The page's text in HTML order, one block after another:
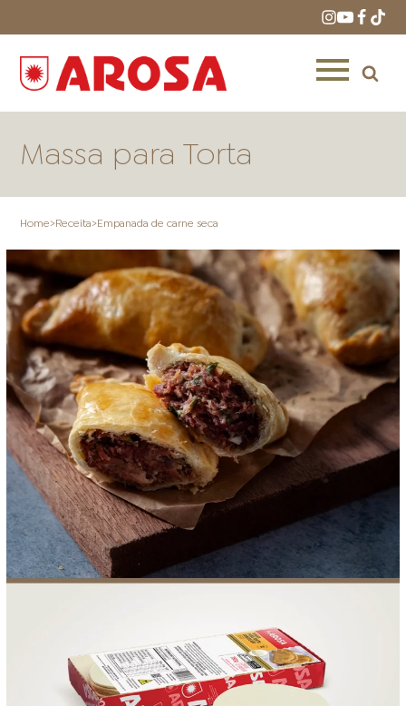
ONDE COMPRAR LOJAS AROSA
DISTRIBUIDORES E
REPRESENTANTES
FOOD SERVICE EMPRESA AGENDA DE CURSOS
INVERNO SAC ACESSO PARA PARCEIROS
Massa para Torta
Home>Receita>Empanada de carne seca